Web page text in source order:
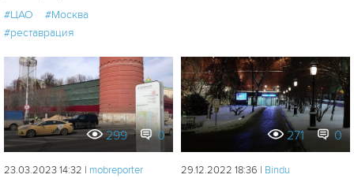
#ЦАО
#Москва
#реставрация
299 0
23.03.2023 14:32 | mobreporter
271 0
29.12.2022 18:36 | Bindu